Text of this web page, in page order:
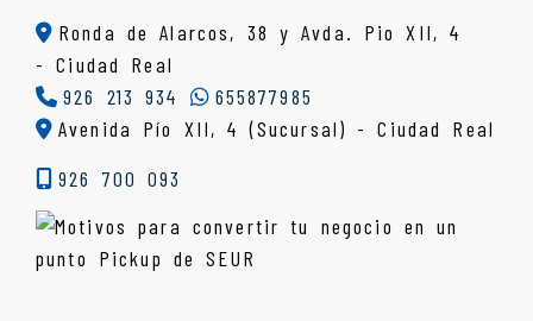
Ronda de Alarcos, 38 y Avda. Pio XII, 4
-Ciudad Real
926 213 934
655877985
Avenida Pío XII, 4 (Sucursal) - Ciudad Real
926 700 093